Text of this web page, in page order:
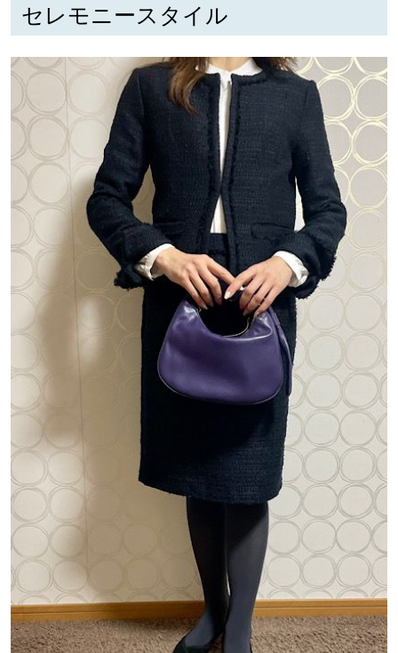
北海道で暮らす、あなたとつくる、
明日への”きっかけ”WEBマガジン
パートナーメディア Sitakkeパートナー
Sitakke編集部あい
Sitakke編集部 IKU 【まったり楽しみたい】
【暮らしの知恵を身につけたい】
【札幌のお気に入りを見つけたい】
【道央のお気に入りを見つけたい】
【道北のお気に入りを見つけたい】
【道東のお気に入りを見つけたい】
セレモニースタイル